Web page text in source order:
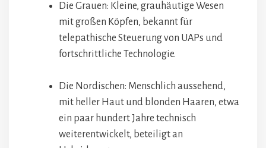
Die Grauen: Kleine, grauhäutige Wesen
mit großen Köpfen, bekannt für
telepathische Steuerung von UAPs und
fortschrittliche Technologie.
Die Nordischen: Menschlich aussehend,
mit heller Haut und blonden Haaren, etwa
ein paar hundert Jahre technisch
weiterentwickelt, beteiligt an